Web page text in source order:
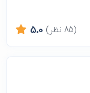
5.0 (85 نظر)